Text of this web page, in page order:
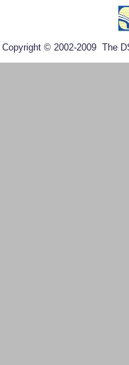
Copyright © 2002-2009 The